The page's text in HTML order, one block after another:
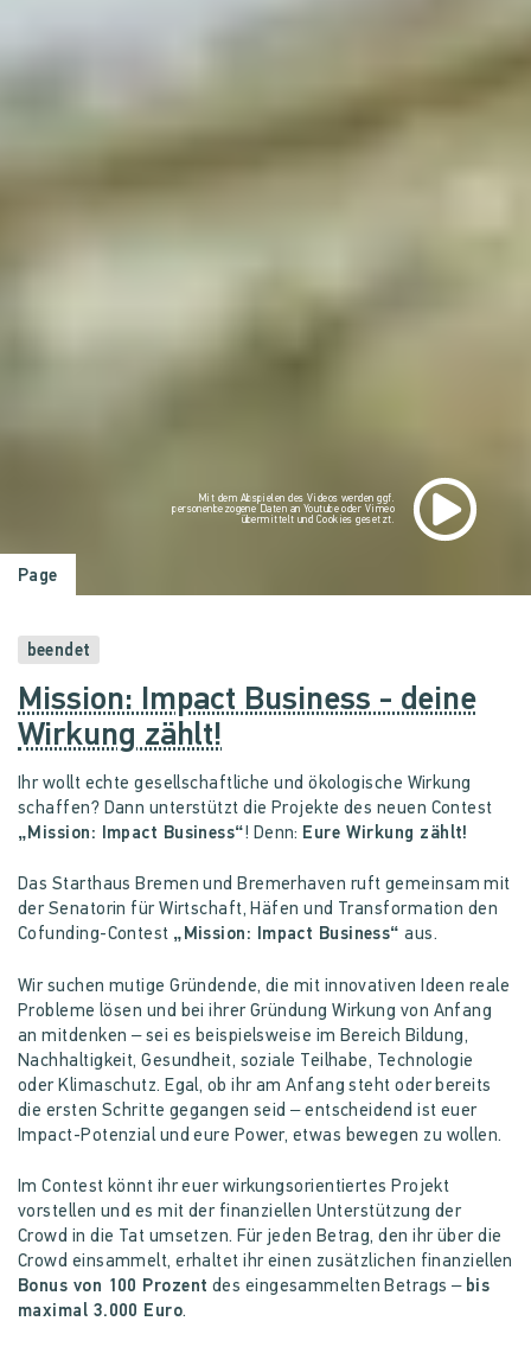
Mit dem Abspielen des Videos werden ggf.
personenbezogene Daten an Youtube oder Vimeo
übermittelt und Cookies gesetzt.
Page
beendet
Mission: Impact Business - deine
Wirkung zählt!
Ihr wollt echte gesellschaftliche und ökologische Wirkung
schaffen? Dann unterstützt die Projekte des neuen Contest
„Mission: Impact Business“! Denn: Eure Wirkung zählt!
Das Starthaus Bremen und Bremerhaven ruft gemeinsam mit
der Senatorin für Wirtschaft, Häfen und Transformation den
Cofunding-Contest „Mission: Impact Business“ aus.
Wir suchen mutige Gründende, die mit innovativen Ideen reale
Probleme lösen und bei ihrer Gründung Wirkung von Anfang
an mitdenken – sei es beispielsweise im Bereich Bildung,
Nachhaltigkeit, Gesundheit, soziale Teilhabe, Technologie
oder Klimaschutz. Egal, ob ihr am Anfang steht oder bereits
die ersten Schritte gegangen seid – entscheidend ist euer
Impact-Potenzial und eure Power, etwas bewegen zu wollen.
Im Contest könnt ihr euer wirkungsorientiertes Projekt
vorstellen und es mit der finanziellen Unterstützung der
Crowd in die Tat umsetzen. Für jeden Betrag, den ihr über die
Crowd einsammelt, erhaltet ihr einen zusätzlichen finanziellen
Bonus von 100 Prozent des eingesammelten Betrags – bis
maximal 3.000 Euro.